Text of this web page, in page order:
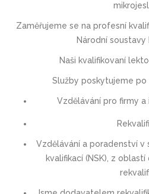
Zaměřujeme se na profesní
Národní soustavy
Naši kvalifikovaní
Služby poskytujeme
Vzdělávání pro firmy a
Vzdělávání a poradenství v
kvalifikací (NSK), z oblastí